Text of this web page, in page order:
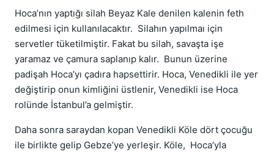
Hoca’nın yaptığı silah Beyaz Kale denilen kalenin feth
edilmesi için kullanılacaktır. Silahın yapılmaı için
servetler tüketilmiştir. Fakat bu silah, savaşta işe
yaramaz ve çamura saplanıp kalır. Bunun üzerine
padişah Hoca’yı çadıra hapsettirir. Hoca, Venedikli ile yer
değiştirip onun kimliğini üstlenir, Venedikli ise Hoca
rolünde İstanbul’a gelmiştir.
Daha sonra saraydan kopan Venedikli Köle dört çocuğu
ile birlikte gelip Gebze’ye yerleşir. Köle, Hoca’yla